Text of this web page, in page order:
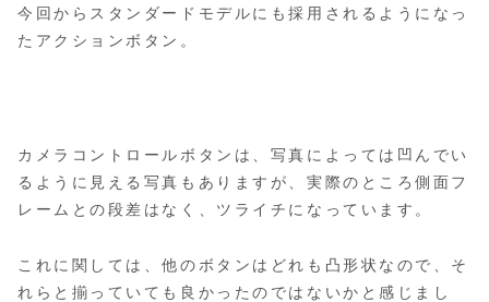
今回からスタンダードモデルにも採用されるようになっ
たアクションボタン。
カメラコントロールボタンは、写真によっては凹んでい
るように見える写真もありますが、実際のところ側面フ
レームとの段差はなく、ツライチになっています。
これに関しては、他のボタンはどれも凸形状なので、そ
れらと揃っていても良かったのではないかと感じまし